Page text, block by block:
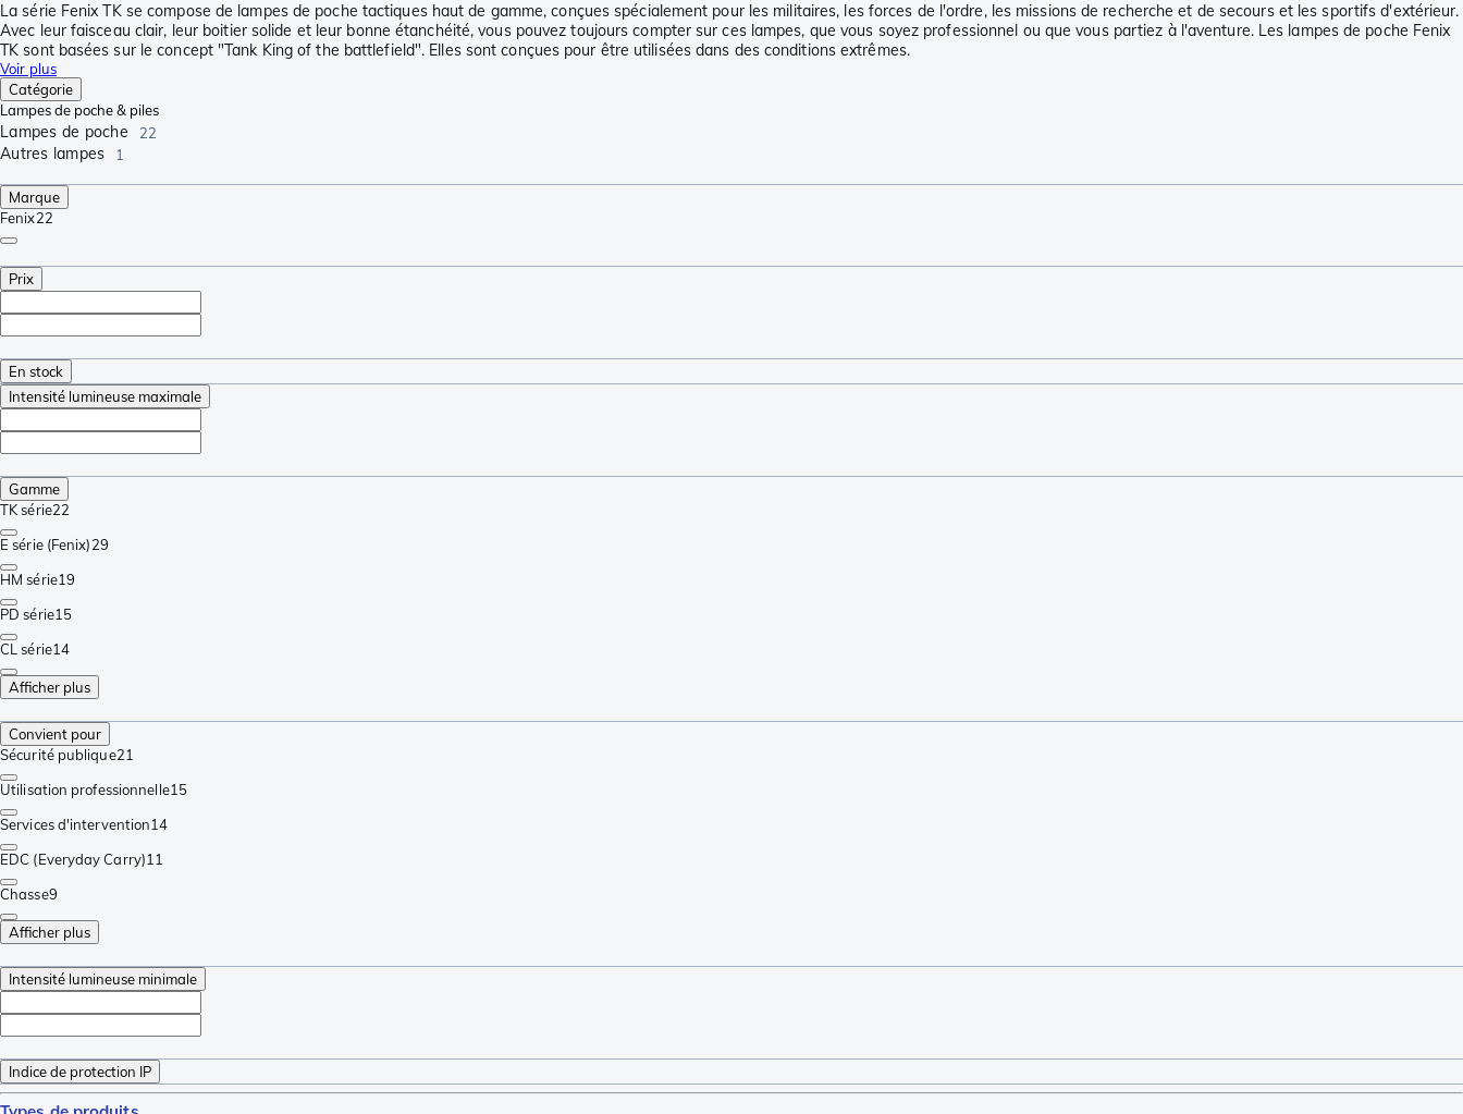
La série Fenix TK se compose de lampes de poche tactiques haut de gamme, conçues spécialement pour les militaires, les forces de l'ordre, les missions de recherche et de secours et les sportifs d'extérieur.
Avec leur faisceau clair, leur boitier solide et leur bonne étanchéité, vous pouvez toujours compter sur ces lampes, que vous soyez professionnel ou que vous partiez à l'aventure. Les lampes de poche Fenix
TK sont basées sur le concept "Tank King of the battlefield". Elles sont conçues pour être utilisées dans des conditions extrêmes.
Voir plus
Catégorie
Lampes de poche & piles
Lampes de poche 22
Autres lampes 1
Marque
Fenix22
Prix
En stock
Intensité lumineuse maximale
Gamme
TK série22
E série (Fenix)29
HM série19
PD série15
CL série14
Afficher plus
Convient pour
Sécurité publique21
Utilisation professionnelle15
Services d'intervention14
EDC (Everyday Carry)11
Chasse9
Afficher plus
Intensité lumineuse minimale
Indice de protection IP